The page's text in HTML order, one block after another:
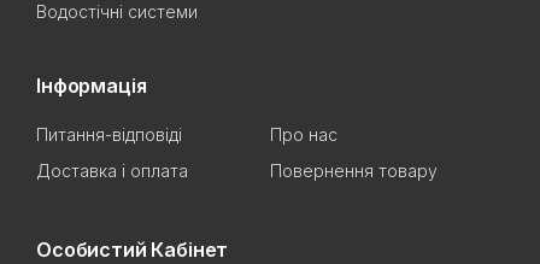
Водостічні системи
Інформація
Питання-відповіді
Про нас
Доставка і оплата
Повернення товару
Особистий Кабінет